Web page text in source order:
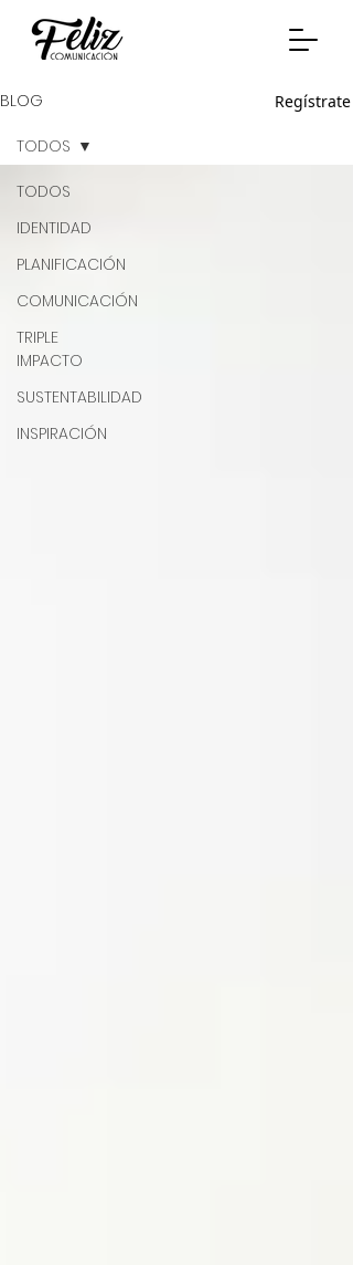
BLOG Regístrate
TODOS
IDENTIDAD
PLANIFICACIÓN
COMUNICACIÓN
TRIPLE
IMPACTO
SUSTENTABILIDAD
INSPIRACIÓN
TODOS